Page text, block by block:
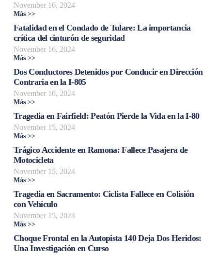
November 16, 2024
Más >>
Fatalidad en el Condado de Tulare: La importancia
crítica del cinturón de seguridad
November 16, 2024
Más >>
Dos Conductores Detenidos por Conducir en Dirección
Contraria en la I-805
November 16, 2024
Más >>
Tragedia en Fairfield: Peatón Pierde la Vida en la I-80
November 15, 2024
Más >>
Trágico Accidente en Ramona: Fallece Pasajera de
Motocicleta
November 15, 2024
Más >>
Tragedia en Sacramento: Ciclista Fallece en Colisión
con Vehículo
November 15, 2024
Más >>
Choque Frontal en la Autopista 140 Deja Dos Heridos:
Una Investigación en Curso